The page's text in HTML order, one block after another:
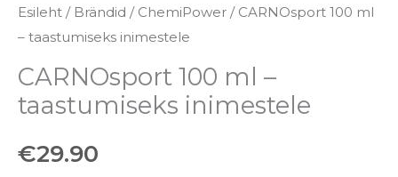
Esileht / Brändid / ChemiPower / CARNOsport 100 ml
– taastumiseks inimestele
CARNOsport 100 ml –
taastumiseks inimestele
€29.90